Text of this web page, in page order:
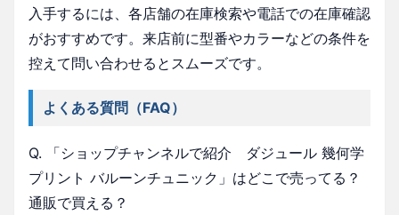
入手するには、各店舗の在庫検索や電話での在庫確認
がおすすめです。来店前に型番やカラーなどの条件を
控えて問い合わせるとスムーズです。
よくある質問（FAQ）
Q. 「ショップチャンネルで紹介 ダジュール 幾何学
プリント バルーンチュニック」はどこで売ってる？
通販で買える？